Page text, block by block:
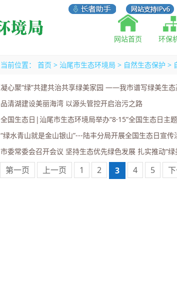
网站首页 环保
当前位置： 首页 > 汕尾市生态环境局 > 自然生态保护 >
凝心聚“绿”共建共治共享绿美家园 ——我市谱写绿美生
品清湖建设美丽海湾 以源头管控开启治污之路
全国生态日|汕尾市生态环境局举办“8·15”全国生态日主
“绿水青山就是金山银山”---陆丰分局开展全国生态日宣传
市委常委会召开会议 坚持生态优先绿色发展 扎实推动“
第一页 上一页 1 2 3 4 5